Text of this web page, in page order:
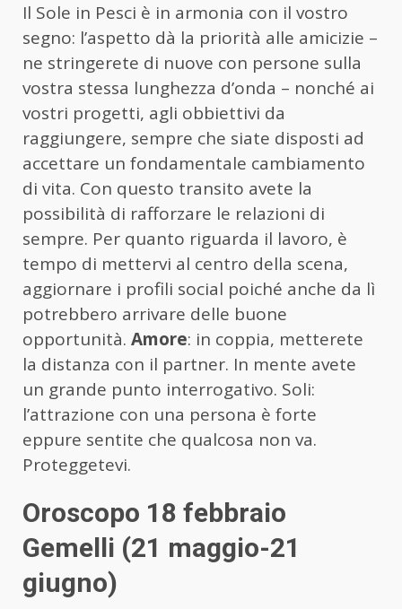
Il Sole in Pesci è in armonia con il vostro
segno: l’aspetto dà la priorità alle amicizie –
ne stringerete di nuove con persone sulla
vostra stessa lunghezza d’onda – nonché ai
vostri progetti, agli obbiettivi da
raggiungere, sempre che siate disposti ad
accettare un fondamentale cambiamento
di vita. Con questo transito avete la
possibilità di rafforzare le relazioni di
sempre. Per quanto riguarda il lavoro, è
tempo di mettervi al centro della scena,
aggiornare i profili social poiché anche da lì
potrebbero arrivare delle buone
opportunità. Amore: in coppia, metterete
la distanza con il partner. In mente avete
un grande punto interrogativo. Soli:
l’attrazione con una persona è forte
eppure sentite che qualcosa non va.
Proteggetevi.
Oroscopo 18 febbraio
Gemelli (21 maggio-21
giugno)